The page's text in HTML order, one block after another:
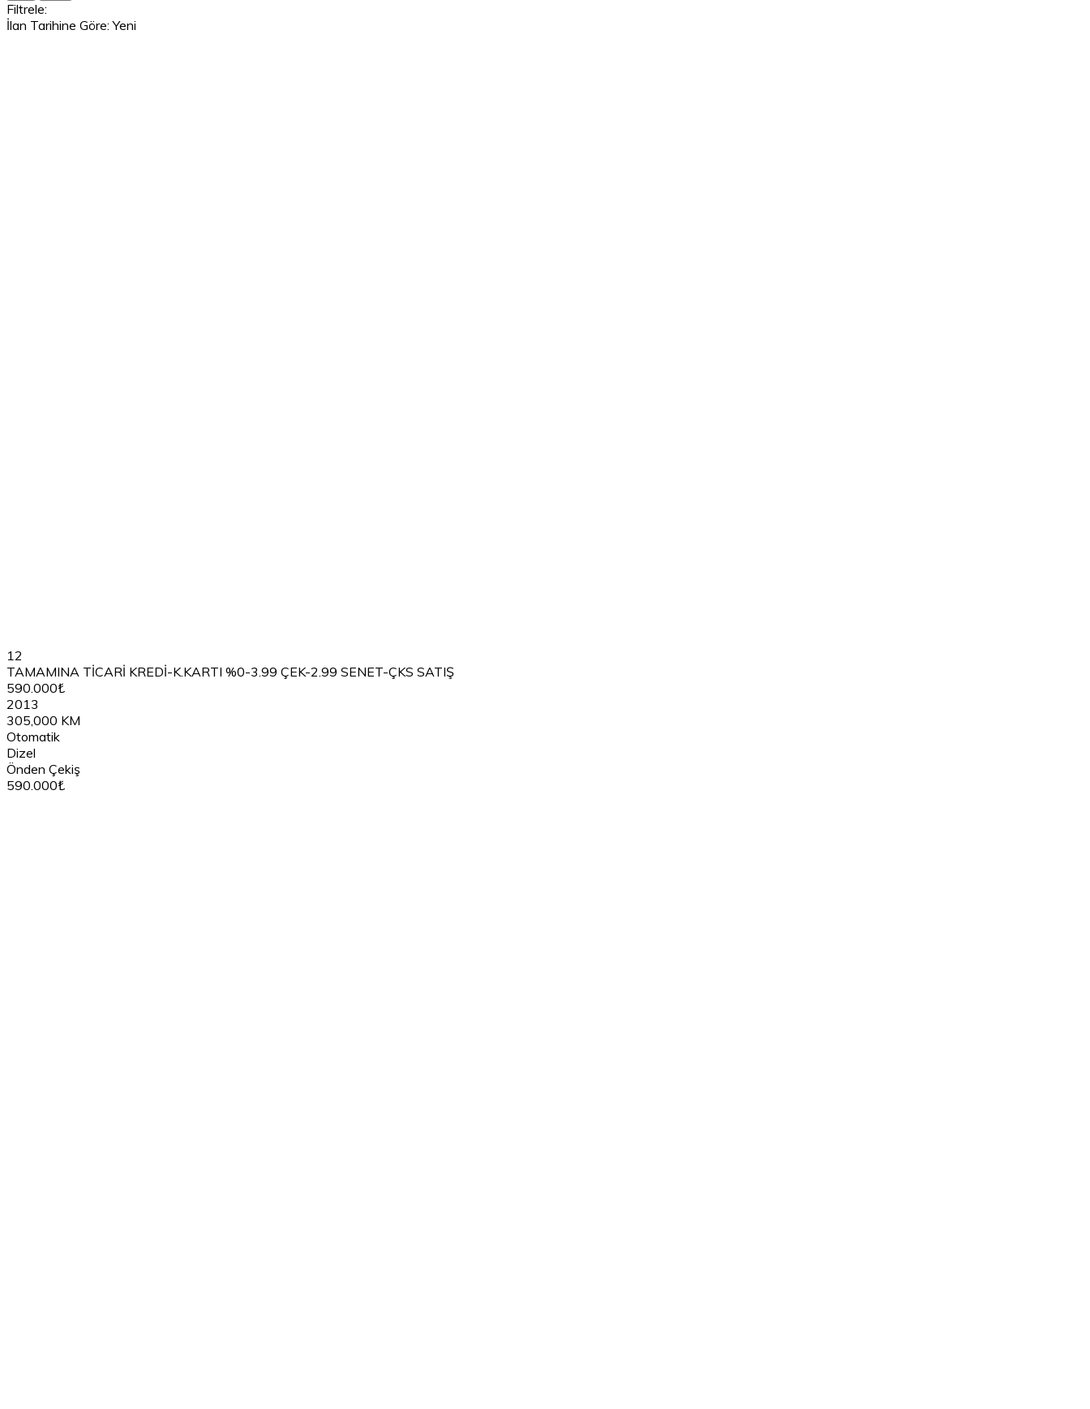
Filtrele:
İlan Tarihine Göre: Yeni
12
TAMAMINA TİCARİ KREDİ-K.KARTI %0-3.99 ÇEK-2.99 SENET-ÇKS SATIŞ
590.000₺
2013
305,000 KM
Otomatik
Dizel
Önden Çekiş
590.000₺